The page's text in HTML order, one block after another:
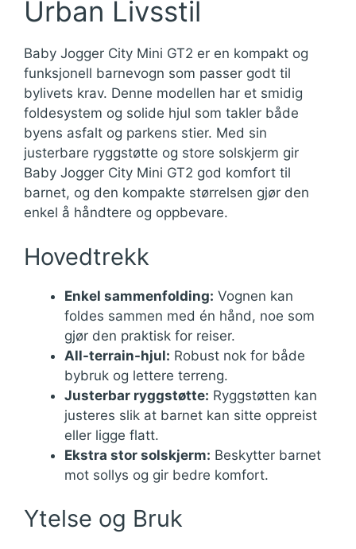
Urban Livsstil
Baby Jogger City Mini GT2 er en kompakt og
funksjonell barnevogn som passer godt til
bylivets krav. Denne modellen har et smidig
foldesystem og solide hjul som takler både
byens asfalt og parkens stier. Med sin
justerbare ryggstøtte og store solskjerm gir
Baby Jogger City Mini GT2 god komfort til
barnet, og den kompakte størrelsen gjør den
enkel å håndtere og oppbevare.
Hovedtrekk
Enkel sammenfolding: Vognen kan
foldes sammen med én hånd, noe som
gjør den praktisk for reiser.
All-terrain-hjul: Robust nok for både
bybruk og lettere terreng.
Justerbar ryggstøtte: Ryggstøtten kan
justeres slik at barnet kan sitte oppreist
eller ligge flatt.
Ekstra stor solskjerm: Beskytter barnet
mot sollys og gir bedre komfort.
Ytelse og Bruk